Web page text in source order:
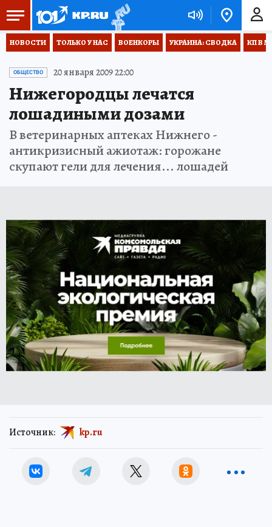
НОВОСТИ ТОЛЬКО У НАС ВОЕНКОРЫ УКРАИНА: СВОДКА КП В
ОБЩЕСТВО 20 января 2009 22:00
Нижегородцы лечатся
лошадиными дозами
В ветеринарных аптеках Нижнего -
антикризисный ажиотаж: горожане
скупают гели для лечения... лошадей
Источник: kp.ru